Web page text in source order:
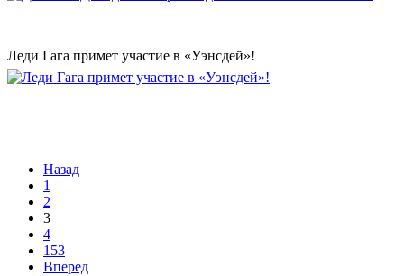
Леди Гага примет участие в «Уэнсдей»!
Назад
1
2
3
4
153
Вперед